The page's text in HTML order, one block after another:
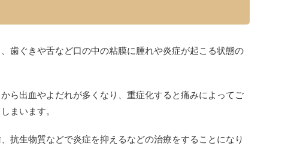
歯ぐきや舌など口の中の粘膜に腫れや炎症が起こる状態の
ら出血やよだれが多くなり、重症化すると痛みによってご
まいます。
抗生物質などで炎症を抑えるなどの治療をすることになり